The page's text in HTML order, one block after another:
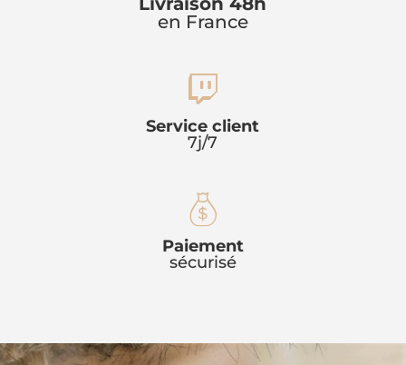
u
s
e
ic
o
en France
t
it
c
ic
Service client
7j/7
m
n
Paiement
sécurisé